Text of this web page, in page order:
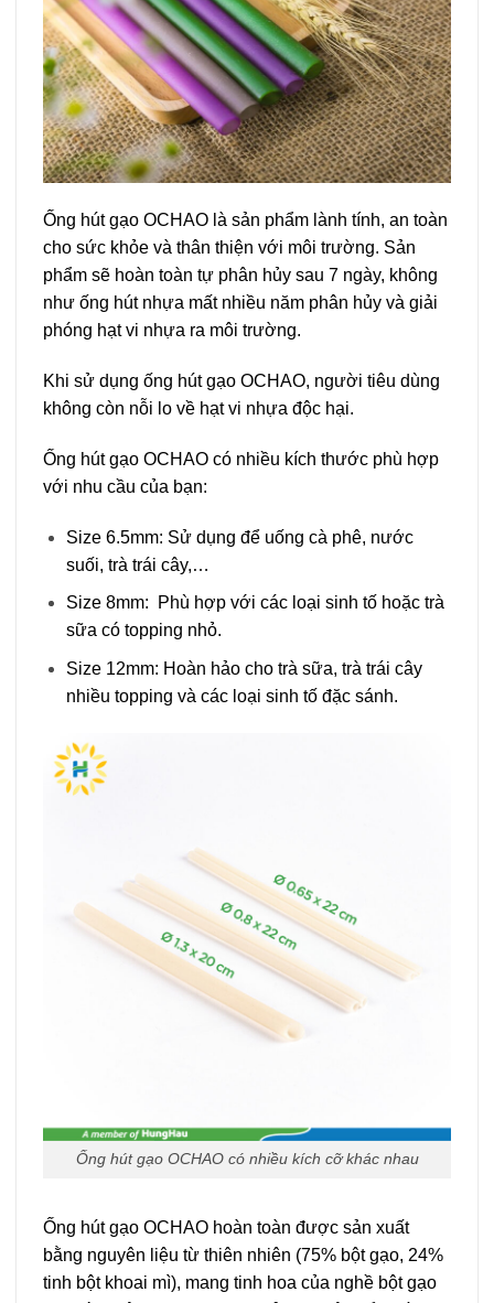
Ống hút gạo OCHAO là sản phẩm lành tính, an toàn
cho sức khỏe và thân thiện với môi trường. Sản
phẩm sẽ hoàn toàn tự phân hủy sau 7 ngày, không
như ống hút nhựa mất nhiều năm phân hủy và giải
phóng hạt vi nhựa ra môi trường.
Khi sử dụng ống hút gạo OCHAO, người tiêu dùng
không còn nỗi lo về hạt vi nhựa độc hại.
Ống hút gạo OCHAO có nhiều kích thước phù hợp
với nhu cầu của bạn:
Size 6.5mm: Sử dụng để uống cà phê, nước
suối, trà trái cây,…
Size 8mm: Phù hợp với các loại sinh tố hoặc trà
sữa có topping nhỏ.
Size 12mm: Hoàn hảo cho trà sữa, trà trái cây
nhiều topping và các loại sinh tố đặc sánh.
Ống hút gạo OCHAO có nhiều kích cỡ khác nhau
Ống hút gạo OCHAO hoàn toàn được sản xuất
bằng nguyên liệu từ thiên nhiên (75% bột gạo, 24%
tinh bột khoai mì), mang tinh hoa của nghề bột gạo